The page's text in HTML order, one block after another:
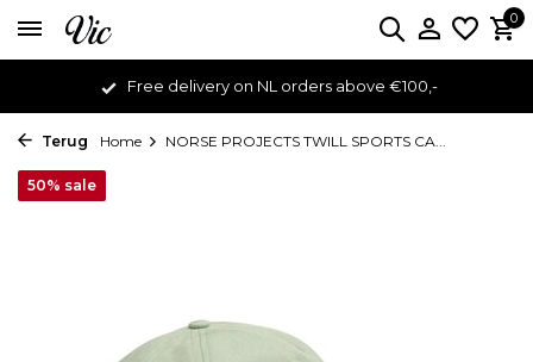
0
Free delivery on NL orders above €100,-
Terug Home NORSE PROJECTS TWILL SPORTS CA...
50% sale